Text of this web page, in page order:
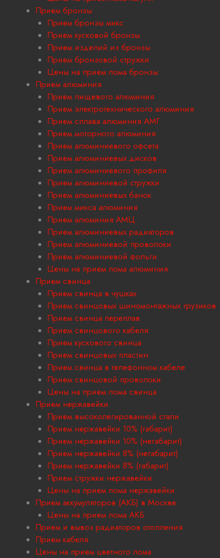
Прием бронзы
Прием бронзы микс
Прием кусковой бронзы
Прием изделий из бронзы
Прием бронзовой стружки
Цены на прием лома бронзы
Прием алюминия
Прием пищевого алюминия
Прием электротехнического алюминия
Прием сплава алюминия АМГ
Прием моторного алюминия
Прием алюминиевого офсета
Прием алюминиевых дисков
Прием алюминиевого профиля
Прием алюминиевой стружки
Прием алюминиевых банок
Прием микса алюминия
Прием алюминия АМЦ
Прием алюминиевых радиаторов
Прием алюминиевой проволоки
Прием алюминиевой фольги
Цены на прием лома алюминия
Прием свинца
Прием свинца в чушках
Прием свинцовых шиномонтажных грузиков
Прием свинца переплав
Прием свинцового кабеля
Прием кускового свинца
Прием свинцовых пластин
Прием свинца в телефонном кабеле
Прием свинцовой проволоки
Цены на прием лома свинца
Прием нержавейки
Прием высоколегированной стали
Прием нержавейки 10% (габарит)
Прием нержавейки 10% (негабарит)
Прием нержавейки 8% (негабарит)
Прием нержавейки 8% (габарит)
Прием стружки нержавейки
Цены на прием лома нержавейки
Прием аккумуляторов (АКБ) в Москве
Цены на прием лома АКБ
Прием и вывоз радиаторов отопления
Прием кабеля
Цены на прием цветного лома